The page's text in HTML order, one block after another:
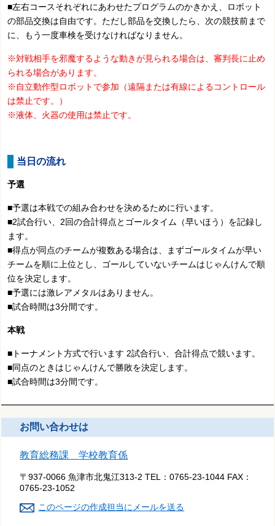
■左右コースそれぞれにあわせたプログラムのかきかえ、ロボット
の部品交換は自由です。ただし部品を交換したら、次の競技前まで
に、もう一度車検を受けなければなりません。
※対戦相手を邪魔するような動きが見られる場合は、審判長に止め
られる場合があります。
※自立動作型ロボットで参加（遠隔または有線によるコントロール
は禁止です。）
※液体、火器の使用は禁止です。
当日の流れ
予選
■予選は本戦での組み合わせを決めるために行います。
■2試合行い、2回の合計得点とゴールタイム（早いほう）を記録し
ます。
■得点が同点のチームが複数ある場合は、まずゴールタイムが早い
チームを順に上位とし、ゴールしていないチームはじゃんけんで順
位を決定します。
■予選には激レアメタルはありません。
■試合時間は3分間です。
本戦
■トーナメント方式で行います 2試合行い、合計得点で競います。
■同点のときはじゃんけんで勝敗を決定します。
■試合時間は3分間です。
お問い合わせは
教育総務課 学校教育係
〒937-0066 魚津市北鬼江313-2 TEL：0765-23-1044 FAX：
0765-23-1052
このページの作成担当にメールを送る